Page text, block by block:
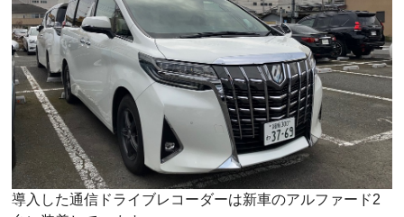
導入した通信ドライブレコーダーは新車のアルファード2